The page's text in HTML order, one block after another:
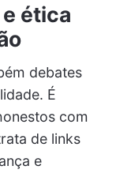
ética
debates
É
com
de links
e